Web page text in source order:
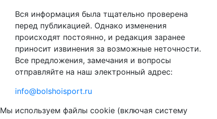
Вся информация была тщательно проверена
перед публикацией. Однако изменения
происходят постоянно, и редакция заранее
приносит извинения за возможные неточности.
Все предложения, замечания и вопросы
отправляйте на наш электронный адрес:
info@bolshoisport.ru
Мы используем файлы cookie (включая систему